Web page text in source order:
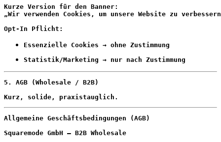
Kurze Version für den Banner:
„Wir verwenden Cookies, um unsere Website zu
Opt-In Pflicht:
Essenzielle Cookies → ohne Zustimmung
Statistik/Marketing → nur nach Zustimmung
5. AGB (Wholesale / B2B)
Kurz, solide, praxistauglich.
Allgemeine Geschäftsbedingungen (AGB)
Squaremode GmbH – B2B Wholesale